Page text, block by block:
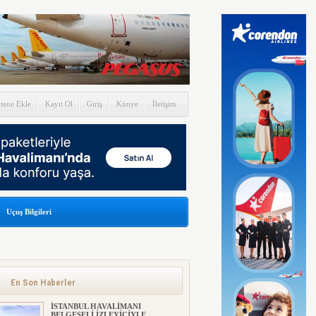
Ekle Kayıt Ol Giriş Künye İletişim
Uçuş Bilgileri
En Son Haberler
İSTANBUL HAVALİMANI